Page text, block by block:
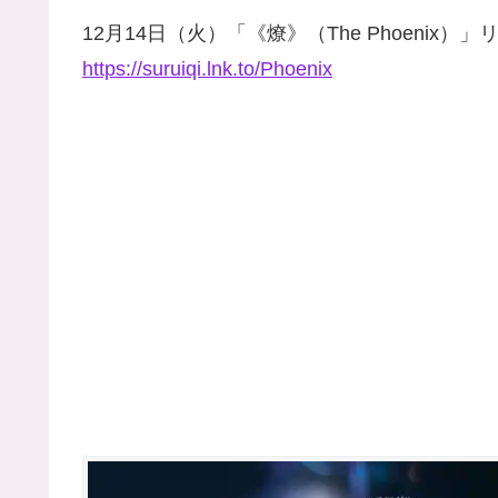
12月14日（火）「《燎》（The Phoenix）」
https://suruiqi.lnk.to/Phoenix